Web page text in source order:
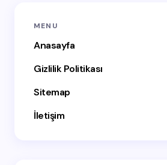
E-posta adresiniz yayınlanmayacak.
Name *
Email *
MENU
Anasayfa
Gizlilik Politikası
Sitemap
İletişim